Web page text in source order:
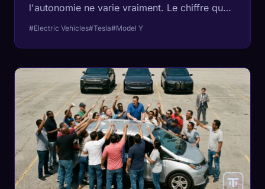
l'autonomie ne varie vraiment. Le chiffre que
Tesla n'a pas publié est celui qui détermine si
plus qu'un Model Y de base.
#Electric Vehicles#Tesla#Model Y